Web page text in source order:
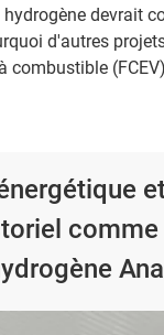
devrait
d'autres
combustible